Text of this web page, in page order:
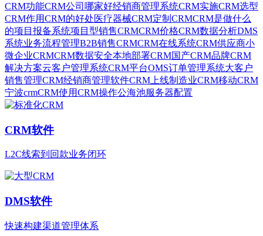
CRM功能CRM公司哪家好经销商管理系统CRM实施CRM选型
CRM作用CRM的好处医疗器械CRM定制CRMCRM是做什么
的项目报备系统项目型销售CRMCRM价格CRM数据分析DMS
系统业务流程管理B2B销售CRMCRM在线系统CRM供应商小
微企业CRMCRM数据安全本地部署CRM国产CRM品牌CRM
解决方案云客户管理系统CRM平台OMS订单管理系统大客户
销售管理CRM经销商管理软件CRM上线制造业CRM移动CRM
宁波crmCRM使用CRM操作公海池服务器配置
CRM软件
L2C线索到回款业务闭环
DMS软件
快速构建渠道管理体系